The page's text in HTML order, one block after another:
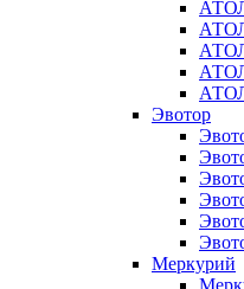
Эвотор
Меркурий